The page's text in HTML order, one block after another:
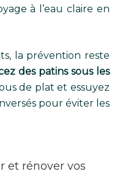
à l’eau claire en
la prévention reste
des patins sous les
de plat et essuyez
pour éviter les
et rénover vos